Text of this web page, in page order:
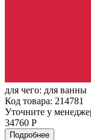
для чего: для ванны
Код товара: 214781
Уточните у
34760 Р
Подробнее